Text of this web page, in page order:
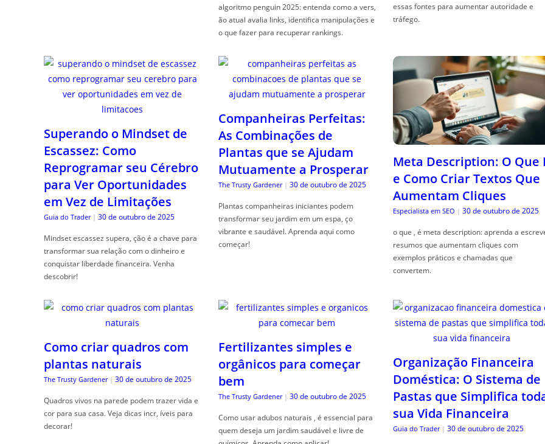
algoritmo penguin 2025: entenda como a vers,
ão atual avalia links, identifica manipulações e
o que fazer para recuperar rankings.
essas fontes para aumentar autoridade e
tráfego.
Superando o Mindset de
Escassez: Como
Reprogramar seu Cérebro
para Ver Oportunidades
em Vez de Limitações
Guia do Trader | 30 de outubro de 2025
Mindset escassez supera, ção é a chave para
transformar sua relação com o dinheiro e
conquistar liberdade financeira. Venha
descobrir!
Companheiras Perfeitas:
As Combinações de
Plantas que se Ajudam
Mutuamente a Prosperar
The Trusty Gardener | 30 de outubro de 2025
Plantas companheiras iniciantes podem
transformar seu jardim em um espa, ço
vibrante e saudável. Aprenda aqui como
começar!
Meta Description: O Que
e Como Criar Textos Que
Aumentam Cliques
Especialista em SEO | 30 de outubro de 2025
o que , é meta description: aprenda a
resumos que aumentam cliques com
exemplos práticos e chamadas que
convertem.
Como criar quadros com
plantas naturais
The Trusty Gardener | 30 de outubro de 2025
Quadros vivos na parede podem trazer vida e
cor para sua casa. Veja dicas incr, íveis para
decorar!
Fertilizantes simples e
orgânicos para começar
bem
The Trusty Gardener | 30 de outubro de 2025
Como usar adubos naturais , é essencial para
quem deseja um jardim saudável e livre de
Organização Financeira
Doméstica: O Sistema de
Pastas que Simplifica
sua Vida Financeira
Guia do Trader | 30 de outubro de 2025